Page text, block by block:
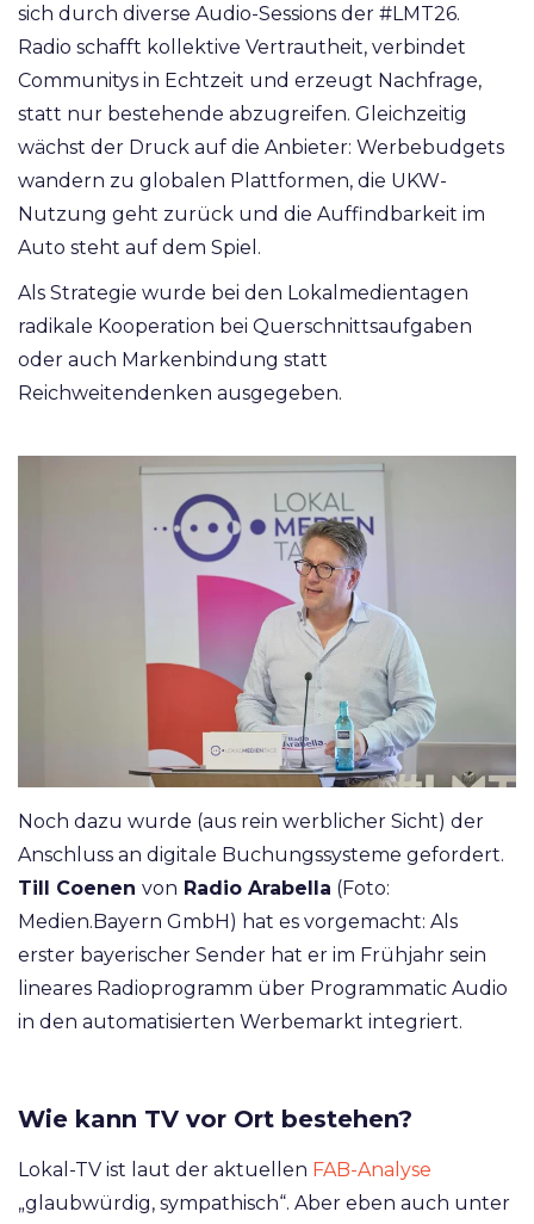
sich durch diverse Audio-Sessions der #LMT26.
Radio schafft kollektive Vertrautheit, verbindet
Communitys in Echtzeit und erzeugt Nachfrage,
statt nur bestehende abzugreifen. Gleichzeitig
wächst der Druck auf die Anbieter: Werbebudgets
wandern zu globalen Plattformen, die UKW-
Nutzung geht zurück und die Auffindbarkeit im
Auto steht auf dem Spiel.
Als Strategie wurde bei den Lokalmedientagen
radikale Kooperation bei Querschnittsaufgaben
oder auch Markenbindung statt
Reichweitendenken ausgegeben.
Noch dazu wurde (aus rein werblicher Sicht) der
Anschluss an digitale Buchungssysteme gefordert.
Till Coenen von Radio Arabella (Foto:
Medien.Bayern GmbH) hat es vorgemacht: Als
erster bayerischer Sender hat er im Frühjahr sein
lineares Radioprogramm über Programmatic Audio
in den automatisierten Werbemarkt integriert.
Wie kann TV vor Ort bestehen?
Lokal-TV ist laut der aktuellen FAB-Analyse
„glaubwürdig, sympathisch“. Aber eben auch unter